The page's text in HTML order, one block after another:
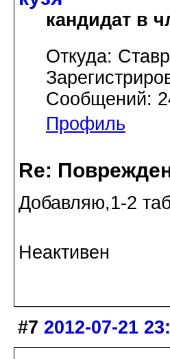
кандидат в
Откуда:
Сообщений:
Профиль
Re:
Добавляю,1-2
Неактивен
#7 2012-07-21